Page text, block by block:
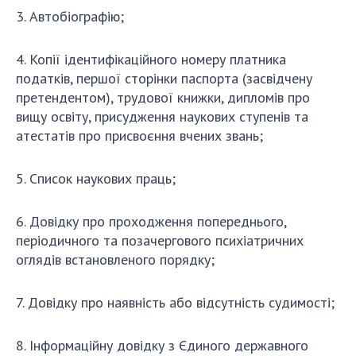
НАУКОВІ ВИДАННЯ
МЕДІА ПРО НАС
АКАДЕМІЯ КОМЕНТУЄ
КАБІНЕТ
3. Автобіографію;
4. Копії ідентифікаційного номеру платника
податків, першої сторінки паспорта (засвідчену
претендентом), трудової книжки, дипломів про
вищу освіту, присудження наукових ступенів та
атестатів про присвоєння вчених звань;
5. Список наукових праць;
6. Довідку про проходження попереднього,
періодичного та позачергового психіатричних
оглядів встановленого порядку;
7. Довідку про наявність або відсутність судимості;
8. Інформаційну довідку з Єдиного державного